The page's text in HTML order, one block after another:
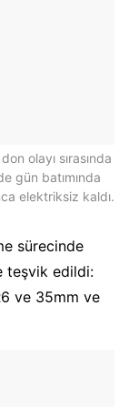
olayı sırasında
gün batımında
elektriksiz kaldı.
sürecinde
teşvik edildi:
ve 35mm ve